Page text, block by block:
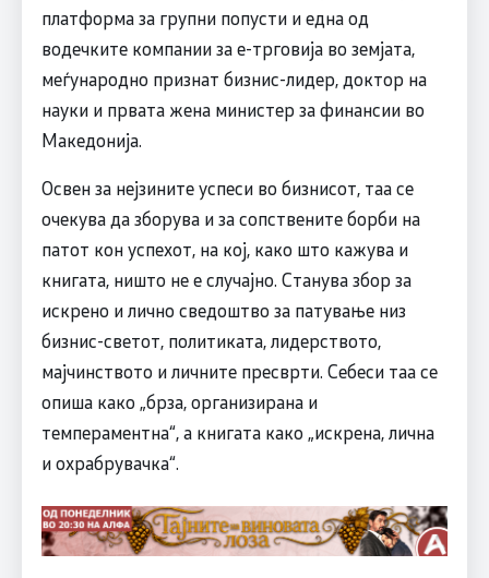
платформа за групни попусти и една од
водечките компании за е-трговија во земјата,
меѓународно признат бизнис-лидер, доктор на
науки и првата жена министер за финансии во
Македонија.
Освен за нејзините успеси во бизнисот, таа се
очекува да зборува и за сопствените борби на
патот кон успехот, на кој, како што кажува и
книгата, ништо не е случајно. Станува збор за
искрено и лично сведоштво за патување низ
бизнис-светот, политиката, лидерството,
мајчинството и личните пресврти. Себеси таа се
опиша како „брза, организирана и
темпераментна“, а книгата како „искрена, лична
и охрабрувачка“.